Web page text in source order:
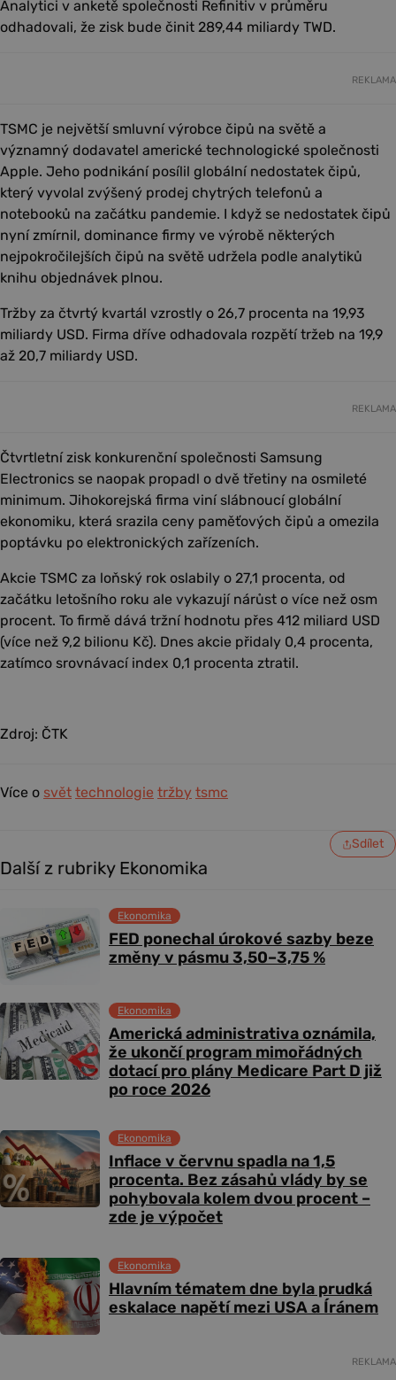
Analytici v anketě společnosti Refinitiv v průměru
odhadovali, že zisk bude činit 289,44 miliardy TWD.
REKLAMA
TSMC je největší smluvní výrobce čipů na světě a
významný dodavatel americké technologické společnosti
Apple. Jeho podnikání posílil globální nedostatek čipů,
který vyvolal zvýšený prodej chytrých telefonů a
notebooků na začátku pandemie. I když se nedostatek čipů
nyní zmírnil, dominance firmy ve výrobě některých
nejpokročilejších čipů na světě udržela podle analytiků
knihu objednávek plnou.
Tržby za čtvrtý kvartál vzrostly o 26,7 procenta na 19,93
miliardy USD. Firma dříve odhadovala rozpětí tržeb na 19,9
až 20,7 miliardy USD.
REKLAMA
Čtvrtletní zisk konkurenční společnosti Samsung
Electronics se naopak propadl o dvě třetiny na osmileté
minimum. Jihokorejská firma viní slábnoucí globální
ekonomiku, která srazila ceny paměťových čipů a omezila
poptávku po elektronických zařízeních.
Akcie TSMC za loňský rok oslabily o 27,1 procenta, od
začátku letošního roku ale vykazují nárůst o více než osm
procent. To firmě dává tržní hodnotu přes 412 miliard USD
(více než 9,2 bilionu Kč). Dnes akcie přidaly 0,4 procenta,
zatímco srovnávací index 0,1 procenta ztratil.
Zdroj: ČTK
Více o svět technologie tržby tsmc
Sdílet
Další z rubriky Ekonomika
FED ponechal úrokové sazby beze
změny v pásmu 3,50–3,75 %
Ekonomika
Americká administrativa oznámila,
že ukončí program mimořádných
dotací pro plány Medicare Part D již
po roce 2026
Ekonomika
Inflace v červnu spadla na 1,5
procenta. Bez zásahů vlády by se
pohybovala kolem dvou procent –
zde je výpočet
Ekonomika
Hlavním tématem dne byla prudká
eskalace napětí mezi USA a Íránem
Ekonomika
REKLAMA